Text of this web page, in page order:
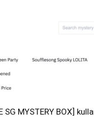
MYSTERY BOX]